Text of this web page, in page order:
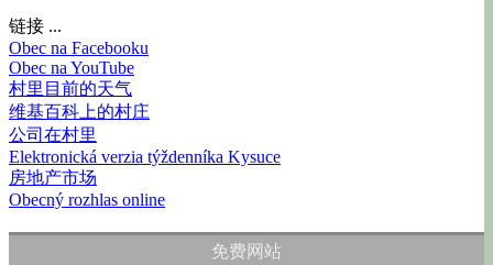
链接 ...
Obec na Facebooku
Obec na YouTube
村里目前的天气
维基百科上的村庄
公司在村里
Elektronická verzia týždenníka Kysuce
房地产市场
Obecný rozhlas online
免费网站